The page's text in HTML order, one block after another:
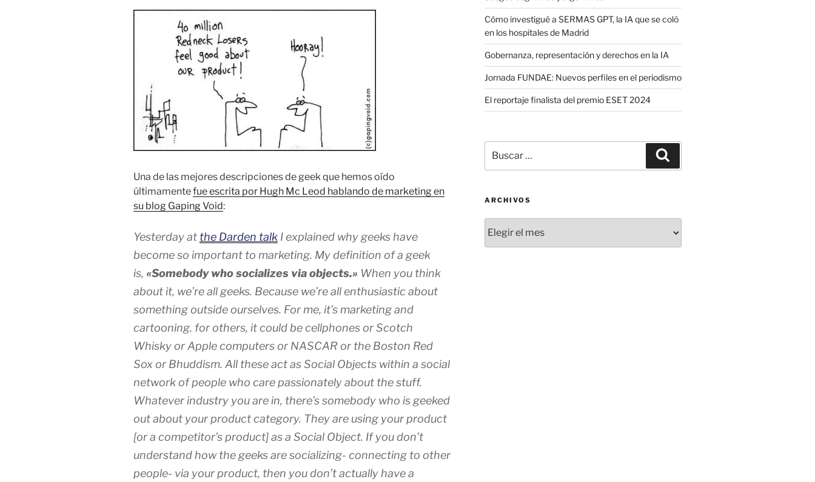
Una de las mejores descripciones de geek que hemos oído
últimamentefue escrita por Hugh Mc Leod hablando de marketing en
su blog Gaping Void:
Yesterday at the Darden talk I explained why geeks have
become so important to marketing. My definition of a geek
is, «Somebody who socializes via objects.» When you think
about it, we’re all geeks. Because we’re all enthusiastic about
something outside ourselves. For me, it’s marketing and
cartooning. for others, it could be cellphones or Scotch
Whisky or Apple computers or NASCAR or the Boston Red
Sox or Bhuddism. All these act as Social Objects within a social
network of people who care passionately about the stuff.
Whatever industry you are in, there’s somebody who is geeked
out about your product category. They are using your product
[or a competitor’s product] as a Social Object. If you don’t
understand how the geeks are socializing- connecting to other
people- via your product, then you don’t actually have a
Cómo investigué a SERMAS GPT, la IA que se coló
en los hospitales de Madrid
Gobernanza, representación y derechos en la IA
Jornada FUNDAE: Nuevos perfiles en el periodismo
El reportaje finalista del premio ESET 2024
por:
ARCHIVOS